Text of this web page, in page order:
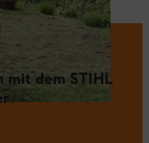
mit dem STIHL